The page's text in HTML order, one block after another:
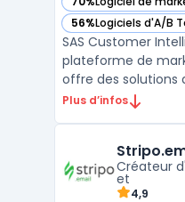
— voir SAS
56%Logiciels d'A/B
— voir SAS
SAS Customer
plateforme de
offre des solutions
campagnes
Grâce à
réel et de
Plus d’infos
Créateur
et
4,9